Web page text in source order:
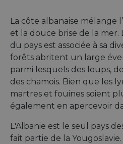
La côte albanaise mélange
et la douce brise de la mer.
du pays est associée à sa
forêts abritent un large
parmi lesquels des loups,
des chamois. Bien que les
martres et fouines soient
également en apercevoir
L'Albanie est le seul pays
fait partie de la